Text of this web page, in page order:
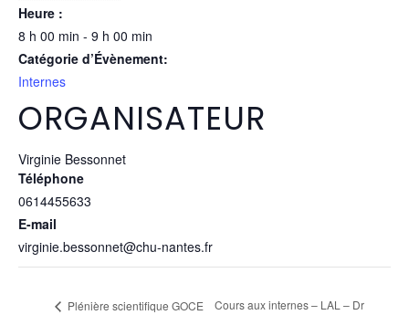
Heure :
8 h 00 min - 9 h 00 min
Catégorie d’Évènement:
Internes
ORGANISATEUR
Virginie Bessonnet
Téléphone
0614455633
E-mail
virginie.bessonnet@chu-nantes.fr
Plénière scientifique GOCE
Cours aux internes – LAL – Dr